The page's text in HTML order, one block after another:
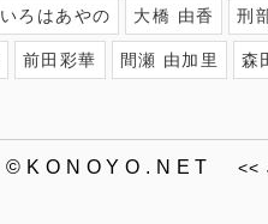
いろはあやの 大橋 由香 刑
前田彩華 間瀬 由加里 森
©KONOYO.NET<<